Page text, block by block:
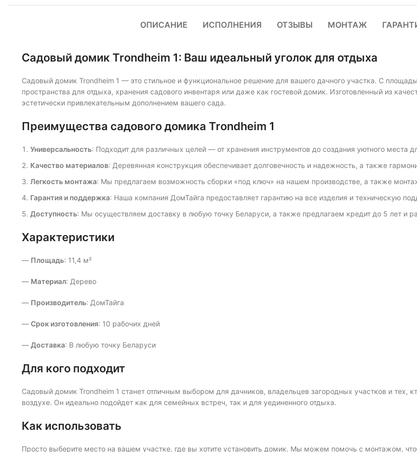
ОПИСАНИЕ ИСПОЛНЕНИЯ ОТЗЫВЫ МОНТАЖ
Садовый домик Trondheim 1: Ваш идеальный уголок для отдыха
Садовый домик Trondheim 1 — это стильное и функциональное решение для вашего дачного участка. С
пространства для отдыха, хранения садового инвентаря или даже как гостевой домик. Изготовленный из
эстетически привлекательным дополнением вашего сада.
Преимущества садового домика Trondheim 1
Универсальность: Подходит для различных целей — от хранения инструментов до создания уютного места
Качество материалов: Деревянная конструкция обеспечивает долговечность и надежность, а также
Легкость монтажа: Мы предлагаем возможность сборки «под ключ» на нашем производстве, а также
Гарантия и поддержка: Наша компания ДомТайга предоставляет гарантию на все изделия и техническую
Доступность: Мы осуществляем доставку в любую точку Беларуси, а также предлагаем кредит до 5 лет и
Характеристики
— Площадь: 11,4 м²
— Материал: Дерево
— Производитель: ДомТайга
— Срок изготовления: 10 рабочих дней
— Доставка: В любую точку Беларуси
Для кого подходит
Садовый домик Trondheim 1 станет отличным выбором для дачников, владельцев загородных участков и тех,
воздухе. Он идеально подойдет как для семейных встреч, так и для уединенного отдыха.
Как использовать
Просто выберите место на вашем участке, где вы хотите установить домик. Мы можем помочь с монтажом,